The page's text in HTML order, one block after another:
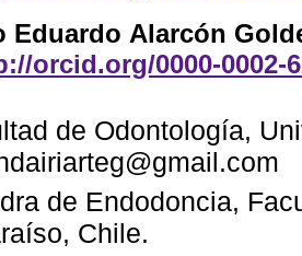
Eduardo Alarcón
orcid.org/0000-0002-
de Odontología,
de Endodoncia,
Chile.